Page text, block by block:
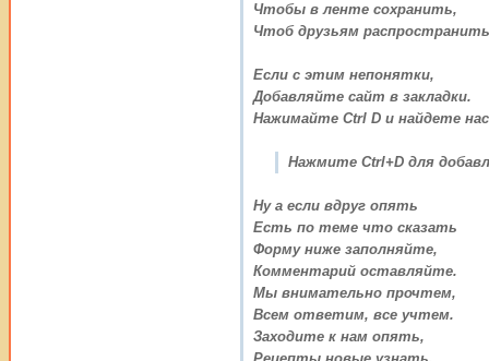
Чтобы в ленте сохранить,
Чтоб друзьям
Если с этим непонятки,
Добавляйте сайт в закладки.
Нажимайте Ctrl D и найдете
Нажмите Ctrl+D для
Ну а если вдруг опять
Есть по теме что сказать
Форму ниже заполняйте,
Комментарий оставляйте.
Мы внимательно прочтем,
Всем ответим, все учтем.
Заходите к нам опять,